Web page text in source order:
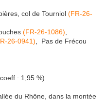
col de Tourniol (FR-26-
(FR-26-1086)
26-0941), Pas de Frécou
: 1,95 %)
du Rhône, dans la montée